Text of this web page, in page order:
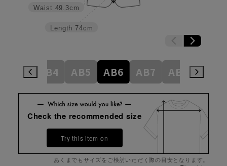
Length 74cm
Waist 49.3cm
AB4 AB5 AB6 AB7 AB8
Check the recommended size
Try this item on
あくまでもサイズをご検討いただく際の目安となります。